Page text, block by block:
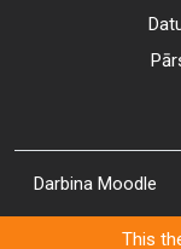
Darbina Moodle
This